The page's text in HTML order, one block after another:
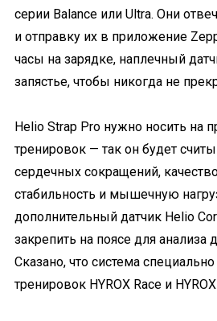
серии Balance или Ultra. Они
и отправку их в приложение
часы на зарядке, наплечный
запястье, чтобы никогда не
Helio Strap Pro нужно носить на
тренировок — так он будет
сердечных сокращений,
стабильность и мышечную
дополнительный датчик Helio
закрепить на поясе для анализа
Сказано, что система
тренировок HYROX Race и